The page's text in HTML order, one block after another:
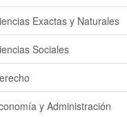
Exactas y Naturales
Sociales
y Administración